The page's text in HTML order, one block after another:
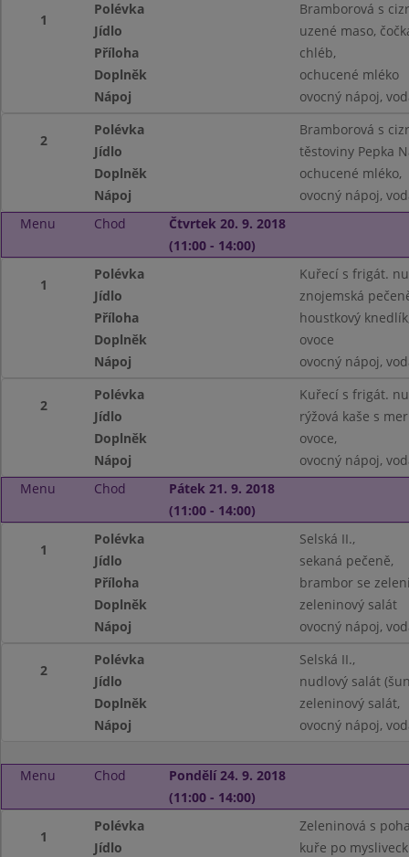
1
Polévka
Bramborová s
Jídlo
uzené maso,
Příloha
chléb,
Doplněk
ochucené mléko
Nápoj
ovocný nápoj,
2
Polévka
Bramborová s
Jídlo
těstoviny Pepka
Doplněk
ochucené mléko,
Nápoj
ovocný nápoj,
Menu
Chod
Čtvrtek 20. 9. 2018
(11:00 - 14:00)
1
Polévka
Kuřecí s frigát.
Jídlo
znojemská
Příloha
houstkový
Doplněk
ovoce
Nápoj
ovocný nápoj,
2
Polévka
Kuřecí s frigát.
Jídlo
rýžová kaše s
Doplněk
ovoce,
Nápoj
ovocný nápoj,
Menu
Chod
Pátek 21. 9. 2018
(11:00 - 14:00)
1
Polévka
Selská II.,
Jídlo
sekaná pečeně,
Příloha
brambor se
Doplněk
zeleninový salát
Nápoj
ovocný nápoj,
2
Polévka
Selská II.,
Jídlo
nudlový salát
Doplněk
zeleninový salát,
Nápoj
ovocný nápoj,
Menu Chod
Pondělí 24. 9. 2018
(11:00 - 14:00)
1
Polévka
Zeleninová s
Jídlo
kuře po